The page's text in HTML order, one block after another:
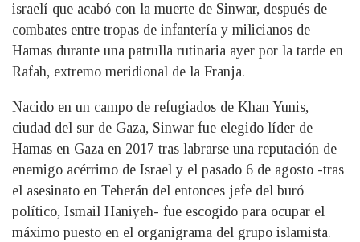
israelí que acabó con la muerte de Sinwar, después de
combates entre tropas de infantería y milicianos de
Hamas durante una patrulla rutinaria ayer por la tarde en
Rafah, extremo meridional de la Franja.
Nacido en un campo de refugiados de Khan Yunis,
ciudad del sur de Gaza, Sinwar fue elegido líder de
Hamas en Gaza en 2017 tras labrarse una reputación de
enemigo acérrimo de Israel y el pasado 6 de agosto -tras
el asesinato en Teherán del entonces jefe del buró
político, Ismail Haniyeh- fue escogido para ocupar el
máximo puesto en el organigrama del grupo islamista.